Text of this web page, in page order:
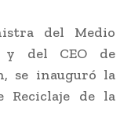
del Medio
y del CEO de
se inauguró la
Reciclaje de la